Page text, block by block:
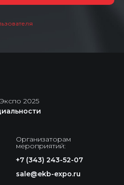
2025
Организаторам
мероприятий:
+7 (343) 243-52-07
sale@ekb-expo.ru